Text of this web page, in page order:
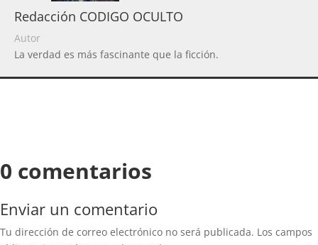
Redacción CODIGO OCULTO
Autor
La verdad es más fascinante que la ficción.
0 comentarios
Enviar un comentario
Tu dirección de correo electrónico no será publicada. Los campos